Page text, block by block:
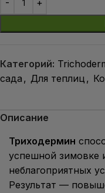
Категорий:
сада , Для теплиц ,
Описание
Триходермин
успешной зимовке
неблагоприятных
Результат —